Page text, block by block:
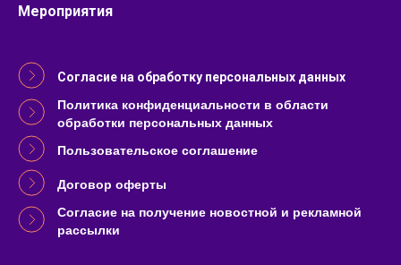
Мероприятия
Согласие на обработку персональных данных
Политика конфиденциальности в области
обработки персональных данных
Пользовательское соглашение
Договор оферты
Согласие на получение новостной и рекламной
рассылки